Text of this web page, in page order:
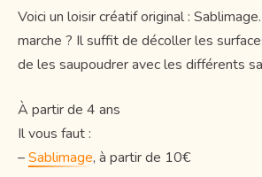
Voici un loisir créatif original :
marche ? Il suffit de décoller les
de les saupoudrer avec les différents
À partir de 4 ans
Il vous faut :
–Sablimage, à partir de 10€